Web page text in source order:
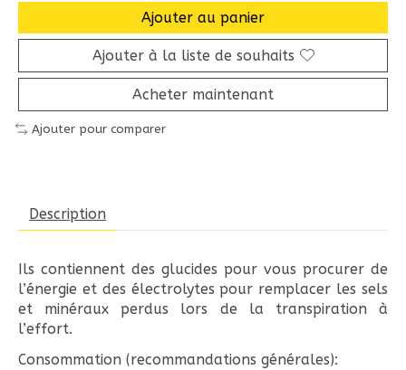
Ajouter au panier
Ajouter à la liste de souhaits
Acheter maintenant
Ajouter pour comparer
Description
Ils contiennent des glucides pour vous procurer de
l’énergie et des électrolytes pour remplacer les sels
et minéraux perdus lors de la transpiration à
l’effort.
Consommation (recommandations générales):